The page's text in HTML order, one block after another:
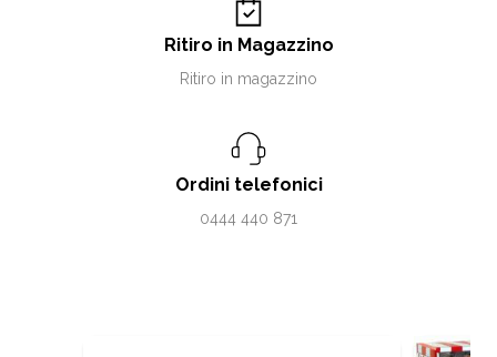
Ritiro in Magazzino
Ritiro in magazzino
Ordini telefonici
0444 440 871